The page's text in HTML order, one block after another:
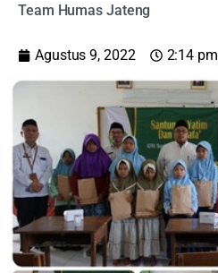
Team Humas Jateng
Agustus 9, 2022 2:14 pm